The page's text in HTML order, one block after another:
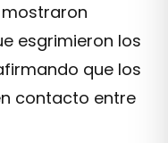
esgrimieron los
que los
contacto entre